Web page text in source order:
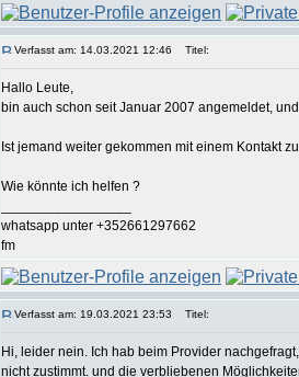
Verfasst am: 14.03.2021 12:46 Titel:
Hallo Leute,
bin auch schon seit Januar 2007 angemeldet,
Ist jemand weiter gekommen mit einem Kontakt
Wie könnte ich helfen ?
whatsapp unter +352661297662
fm
Verfasst am: 19.03.2021 23:53 Titel:
Hi, leider nein. Ich hab beim Provider
nicht zustimmt. und die verbliebenen